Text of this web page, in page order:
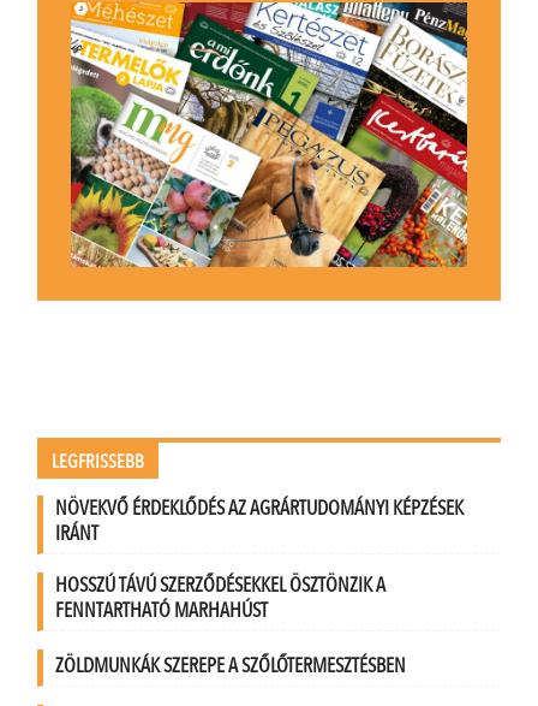
LEGFRISSEBB
NÖVEKVŐ ÉRDEKLŐDÉS AZ AGRÁRTUDOMÁNYI KÉPZÉSEK
IRÁNT
HOSSZÚ TÁVÚ SZERZŐDÉSEKKEL ÖSZTÖNZIK A
FENNTARTHATÓ MARHAHÚST
ZÖLDMUNKÁK SZEREPE A SZŐLŐTERMESZTÉSBEN